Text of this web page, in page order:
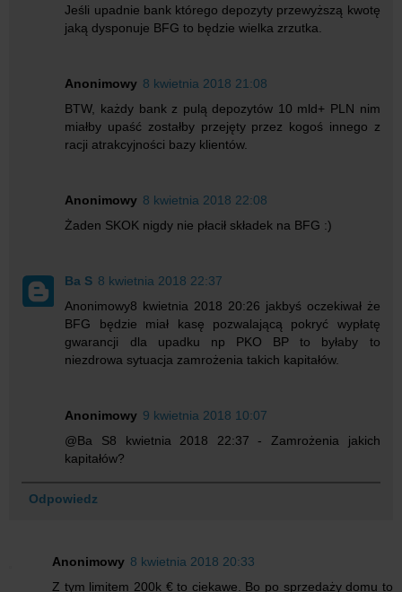
Jeśli upadnie bank którego depozyty przewyższą kwotę
jaką dysponuje BFG to będzie wielka zrzutka.
Anonimowy 8 kwietnia 2018 21:08
BTW, każdy bank z pulą depozytów 10 mld+ PLN nim
miałby upaść zostałby przejęty przez kogoś innego z
racji atrakcyjności bazy klientów.
Anonimowy 8 kwietnia 2018 22:08
Żaden SKOK nigdy nie płacił składek na BFG :)
Ba S 8 kwietnia 2018 22:37
Anonimowy8 kwietnia 2018 20:26 jakbyś oczekiwał że
BFG będzie miał kasę pozwalającą pokryć wypłatę
gwarancji dla upadku np PKO BP to byłaby to
niezdrowa sytuacja zamrożenia takich kapitałów.
Anonimowy 9 kwietnia 2018 10:07
@Ba S8 kwietnia 2018 22:37 - Zamrożenia jakich
kapitałów?
Odpowiedz
Anonimowy 8 kwietnia 2018 20:33
Z tym limitem 200k € to ciekawe. Bo po sprzedaży domu to